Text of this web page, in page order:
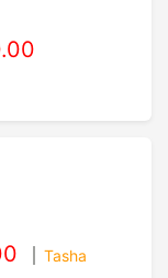
Tasha